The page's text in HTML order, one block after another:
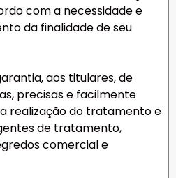
com a necessidade e
da finalidade de seu
aos titulares, de
precisas e facilmente
realização do tratamento e
de tratamento,
comercial e